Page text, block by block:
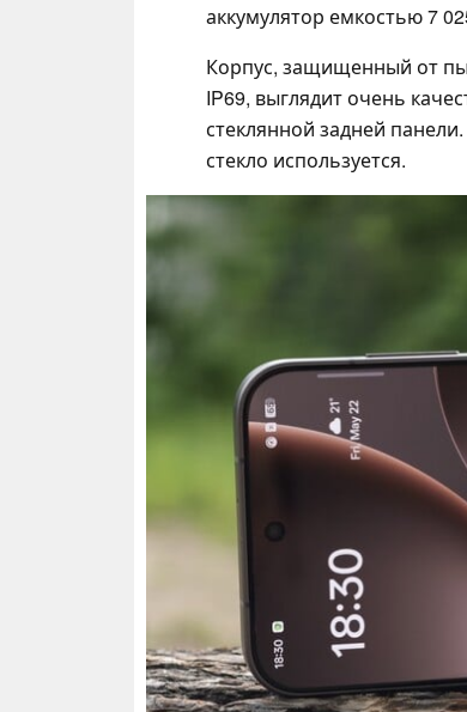
аккумулятор емкостью 7
Корпус, защищенный от
IP69, выглядит очень
стеклянной задней
стекло используется.